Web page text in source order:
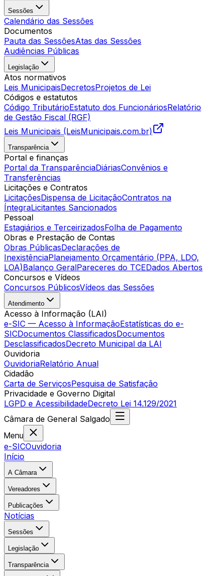
Sessões
Calendário das Sessões
Documentos
Pauta das SessõesAtas das Sessões
Audiências Públicas
Legislação
Atos normativos
Leis MunicipaisDecretosProjetos de Lei
Códigos e estatutos
Código TributárioEstatuto dos FuncionáriosRelatório
de Gestão Fiscal (RGF)
Leis Municipais (LeisMunicipais.com.br)
Transparência
Portal e finanças
Portal da TransparênciaDiáriasConvênios e
Transferências
Licitações e Contratos
LicitaçõesDispensa de LicitaçãoContratos na
ÍntegraLicitantes Sancionados
Pessoal
Estagiários e TerceirizadosFolha de Pagamento
Obras e Prestação de Contas
Obras PúblicasDeclarações de
InexistênciaPlanejamento Orçamentário (PPA, LDO,
LOA)Balanço GeralPareceres do TCEDados Abertos
Concursos e Vídeos
Concursos PúblicosVídeos das Sessões
Atendimento
Acesso à Informação (LAI)
e-SIC — Acesso à InformaçãoEstatísticas do e-
SICDocumentos ClassificadosDocumentos
DesclassificadosDecreto Municipal da LAI
Ouvidoria
OuvidoriaRelatório Anual
Cidadão
Carta de ServiçosPesquisa de Satisfação
Privacidade e Governo Digital
LGPD e AcessibilidadeDecreto Lei 14.129/2021
Câmara de General Salgado
Menu
e-SICOuvidoria
Início
A Câmara
Vereadores
Publicações
Notícias
Sessões
Legislação
Transparência